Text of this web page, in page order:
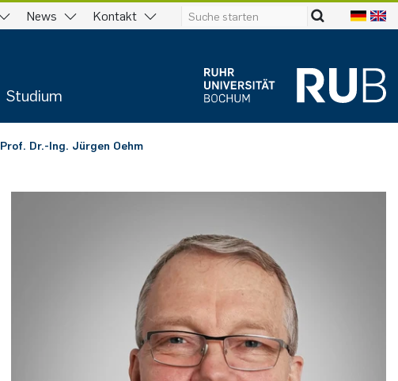
News Kontakt
Studium
Prof. Dr.-Ing. Jürgen Oehm